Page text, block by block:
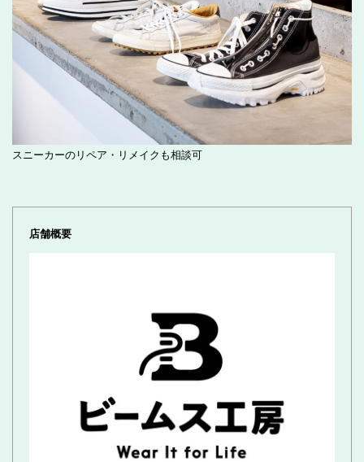
スニーカーのリペア・リメイクも相談可
店舗概要